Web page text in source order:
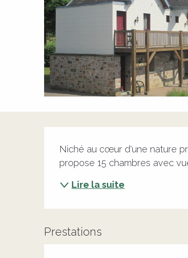
Niché au cœur d'une nature
propose 15 chambres avec
Lire la suite
Prestations